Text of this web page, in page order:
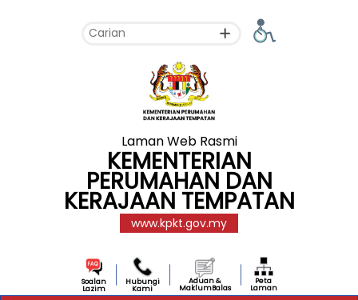
Laman Web Rasmi
KEMENTERIAN
PERUMAHAN DAN
KERAJAAN TEMPATAN
www.kpkt.gov.my
Soalan
Lazim
Hubungi
Kami
Aduan &
MaklumBalas
Peta
Laman